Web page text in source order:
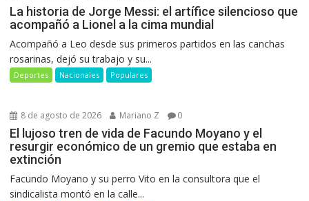
La historia de Jorge Messi: el artífice silencioso que
acompañó a Lionel a la cima mundial
Acompañó a Leo desde sus primeros partidos en las canchas
rosarinas, dejó su trabajo y su...
Deportes Nacionales Populares
8 de agosto de 2026 Mariano Z 0
El lujoso tren de vida de Facundo Moyano y el
resurgir económico de un gremio que estaba en
extinción
Facundo Moyano y su perro Vito en la consultora que el
sindicalista montó en la calle...